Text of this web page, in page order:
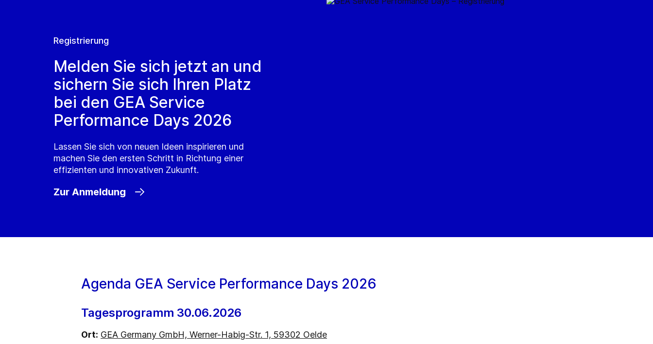
Registrierung
Melden Sie sich jetzt an und
sichern Sie sich Ihren Platz
bei den GEA Service
Performance Days 2026
Lassen Sie sich von neuen Ideen inspirieren und
machen Sie den ersten Schritt in Richtung einer
effizienten und innovativen Zukunft.
Zur Anmeldung
Agenda GEA Service Performance Days 2026
Tagesprogramm 30.06.2026
Ort: GEA Germany GmbH, Werner-Habig-Str. 1, 59302 Oelde